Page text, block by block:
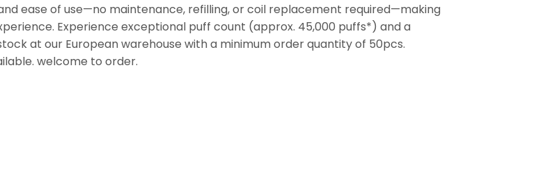
ease of use—no maintenance, refilling, or coil replacement required—making
Experience exceptional puff count (approx. 45,000 puffs*) and a
at our European warehouse with a minimum order quantity of 50pcs.
welcome to order.